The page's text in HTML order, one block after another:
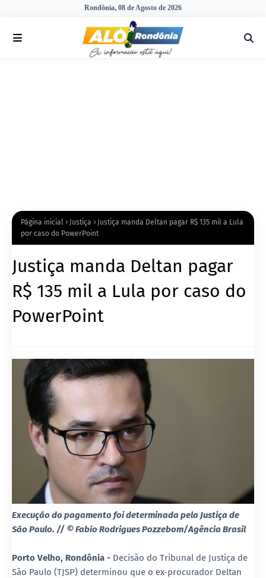
Rondônia, 08 de Agosto de 2026
Página inicial Justiça
Justiça manda Deltan pagar R$ 135 mil a Lula
por caso do PowerPoint
Justiça manda Deltan pagar
R$ 135 mil a Lula por caso do
PowerPoint
Execução do pagamento foi determinada pela Justiça de
São Paulo. // © Fabio Rodrigues Pozzebom/Agência Brasil
Porto Velho, Rondônia - Decisão do Tribunal de Justiça de
São Paulo (TJSP) determinou que o ex-procurador Deltan